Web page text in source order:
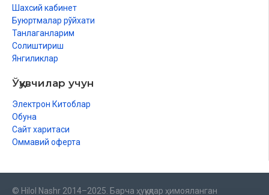
Шахсий кабинет
Буюртмалар рўйхати
Танлаганларим
Солиштириш
Янгиликлар
Ўқувчилар учун
Электрон Китоблар
Обуна
Сайт харитаси
Оммавий оферта
© Hilol Nashr 2014–2025. Барча ҳуқуқлар ҳимояланган